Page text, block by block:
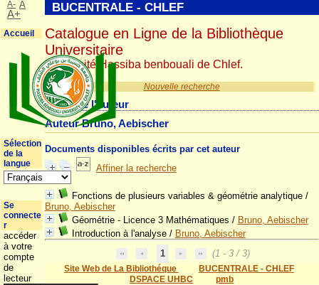
Nouvelle recherche
Détail de l'auteur
Auteur Bruno, Aebischer
Documents disponibles écrits par cet auteur
Affiner la recherche
Fonctions de plusieurs variables & géométrie analytique/
Bruno, Aebischer
Géométrie - Licence 3 Mathématiques / Bruno, Aebischer
Introduction à l'analyse/ Bruno, Aebischer
1
(1 - 3 / 3)
Site Web de La Bibliothéque
BUCENTRALE - CHLEF
DSPACE UHBC
pmb
BUCENTRALE - CHLEF
Catalogue en Ligne de la Bibliothèque
Universitaire
Université Hassiba benbouali de Chlef.
A- A
A+
Accueil
Sélection
de la
langue
Se
connecte
r
accéder
à votre
compte
de
lecteur